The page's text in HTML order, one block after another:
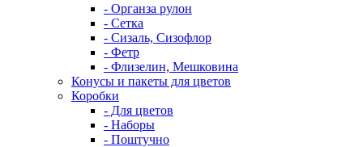
- Органза рулон
- Сетка
- Сизаль, Сизофлор
- Фетр
- Флизелин, Мешковина
Конусы и пакеты для цветов
Коробки
- Для цветов
- Наборы
- Поштучно